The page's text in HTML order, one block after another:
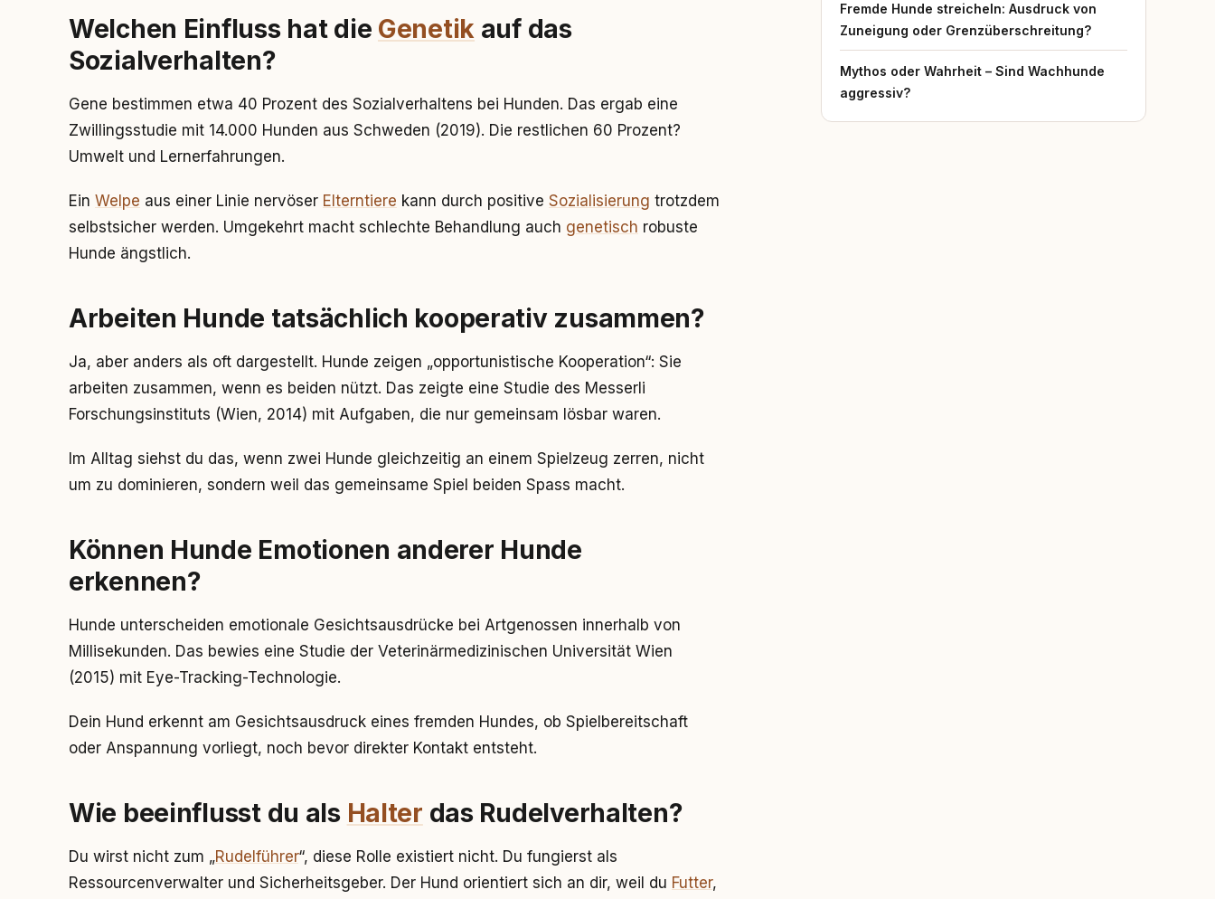
Welchen Einfluss hat die Genetik auf das
Sozialverhalten?
Gene bestimmen etwa 40 Prozent des Sozialverhaltens bei Hunden. Das ergab eine
Zwillingsstudie mit 14.000 Hunden aus Schweden (2019). Die restlichen 60 Prozent?
Umwelt und Lernerfahrungen.
Ein Welpe aus einer Linie nervöser Elterntiere kann durch positive Sozialisierung trotzdem
selbstsicher werden. Umgekehrt macht schlechte Behandlung auch genetisch robuste
Hunde ängstlich.
Arbeiten Hunde tatsächlich kooperativ zusammen?
Ja, aber anders als oft dargestellt. Hunde zeigen „opportunistische Kooperation“: Sie
arbeiten zusammen, wenn es beiden nützt. Das zeigte eine Studie des Messerli
Forschungsinstituts (Wien, 2014) mit Aufgaben, die nur gemeinsam lösbar waren.
Im Alltag siehst du das, wenn zwei Hunde gleichzeitig an einem Spielzeug zerren, nicht
um zu dominieren, sondern weil das gemeinsame Spiel beiden Spass macht.
Können Hunde Emotionen anderer Hunde
erkennen?
Hunde unterscheiden emotionale Gesichtsausdrücke bei Artgenossen innerhalb von
Millisekunden. Das bewies eine Studie der Veterinärmedizinischen Universität Wien
(2015) mit Eye-Tracking-Technologie.
Dein Hund erkennt am Gesichtsausdruck eines fremden Hundes, ob Spielbereitschaft
oder Anspannung vorliegt, noch bevor direkter Kontakt entsteht.
Wie beeinflusst du als Halter das Rudelverhalten?
Du wirst nicht zum „Rudelführer“, diese Rolle existiert nicht. Du fungierst als
Ressourcenverwalter und Sicherheitsgeber. Der Hund orientiert sich an dir, weil du Futter,
Fremde Hunde streicheln: Ausdruck von
Zuneigung oder Grenzüberschreitung?
Mythos oder Wahrheit – Sind Wachhunde
aggressiv?